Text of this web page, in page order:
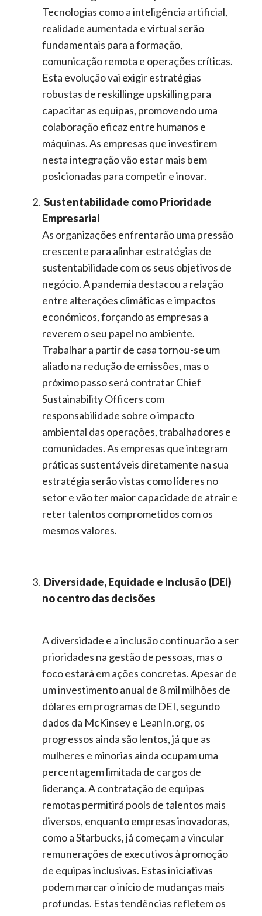
Tecnologias como a inteligência artificial,
realidade aumentada e virtual serão
fundamentais para a formação,
comunicação remota e operações críticas.
Esta evolução vai exigir estratégias
robustas de reskillinge upskillingpara
capacitar as equipas, promovendo uma
colaboração eficaz entre humanos e
máquinas.As empresas que investirem
nesta integraçãovãoestarmais bem
posicionadas para competir e inovar.
Sustentabilidade como Prioridade
Empresarial
As organizações enfrentarão uma pressão
crescente para alinhar estratégias de
sustentabilidade com os seus objetivos de
negócio. A pandemia destacou a relação
entre alterações climáticas e impactos
económicos, forçando as empresas a
reverem o seu papel no ambiente.
Trabalhar a partir de casa tornou-se um
aliado na redução de emissões, mas o
próximo passo será contratarChief
SustainabilityOfficers com
responsabilidade sobre o impacto
ambiental das operações, trabalhadores e
comunidades. As empresas que integram
práticas sustentáveis diretamente na sua
estratégia serão vistas como líderes no
setor e vão ter maior capacidade de atrair e
reter talentos comprometidos com os
mesmos valores.
Diversidade, Equidade e Inclusão (DEI)
no centro das decisões
A diversidade e a inclusão continuarão a ser
prioridades na gestão de pessoas, mas o
foco estará em ações concretas.Apesar de
um investimento anual de 8 mil milhões de
dólares em programas de DEI, segundo
dados da McKinseye LeanIn.org, os
progressos ainda são lentos, já que as
mulheres e minorias ainda ocupam uma
percentagem limitada de cargos de
liderança. A contratação de equipas
remotas permitirá pools de talentos mais
diversos, enquanto empresas inovadoras,
como a Starbucks, já começam a vincular
remunerações de executivos à promoção
de equipas inclusivas. Estas iniciativas
podem marcar o início de mudanças mais
profundas​. Estas tendências refletem os